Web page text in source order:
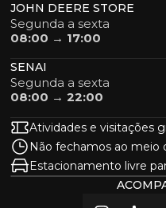
JOHN DEERE STORE
Segunda a sexta
08:00 → 17:00
SENAI
Segunda a sexta
08:00 → 22:00
Atividades e visitações
Não fechamos ao meio
Estacionamento livre